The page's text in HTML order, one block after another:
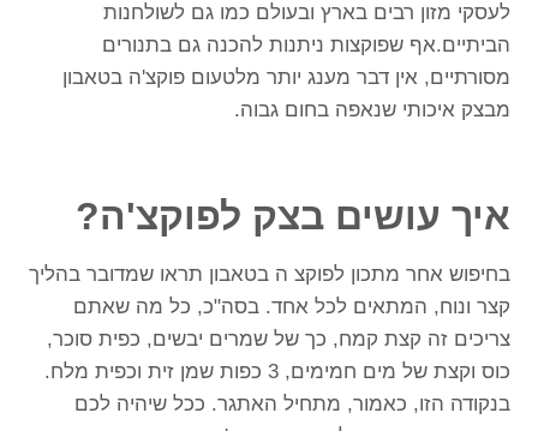
לעסקי מזון רבים בארץ ובעולם כמו גם לשולחנות
הביתיים.אף שפוקצות ניתנות להכנה גם בתנורים
מסורתיים, אין דבר מענג יותר מלטעום פוקצ'ה בטאבון
מבצק איכותי שנאפה בחום גבוה.
איך עושים בצק לפוקצ'ה?
בחיפוש אחר מתכון לפוקצ ה בטאבון תראו שמדובר בהליך
קצר ונוח, המתאים לכל אחד. בסה"כ, כל מה שאתם
צריכים זה קצת קמח, כך של שמרים יבשים, כפית סוכר,
כוס וקצת של מים חמימים, 3 כפות שמן זית וכפית מלח.
בנקודה הזו, כאמור, מתחיל האתגר. ככל שיהיה לכם